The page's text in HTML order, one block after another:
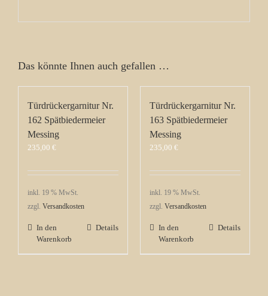
Das könnte Ihnen auch gefallen …
Türdrückergarnitur Nr.
162 Spätbiedermeier
Messing
235,00 €
inkl. 19 % MwSt.
zzgl. Versandkosten
In den
Warenkorb
Details
Türdrückergarnitur Nr.
163 Spätbiedermeier
Messing
235,00 €
inkl. 19 % MwSt.
zzgl. Versandkosten
In den
Warenkorb
Details